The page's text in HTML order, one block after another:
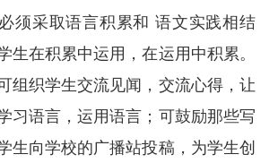
须采取语言积累和 语文实践相结
生在积累中运用，在运用中积累。
组织学生交流见闻，交流心得，让
习语言，运用语言；可鼓励那些写
生向学校的广播站投稿，为学生创